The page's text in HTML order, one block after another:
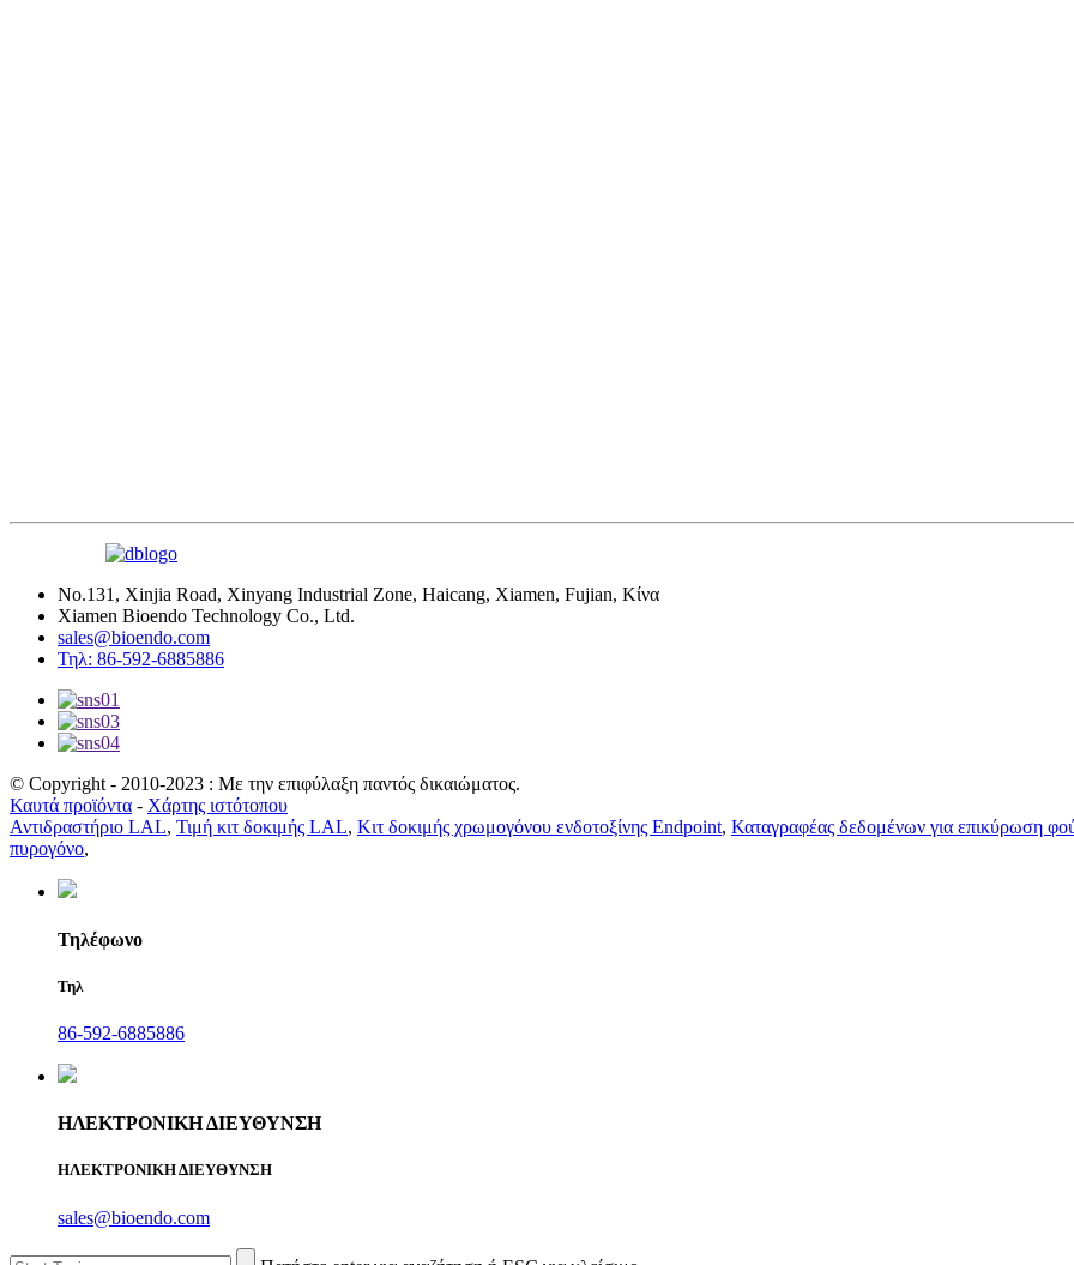
No.131, Xinjia Road, Xinyang Industrial Zone, Haicang, Xiamen, Fujian, Κίνα
Xiamen Bioendo Technology Co., Ltd.
sales@bioendo.com
Τηλ: 86-592-6885886
© Copyright - 2010-2023 : Με την επιφύλαξη παντός δικαιώματος.
Καυτά προϊόντα - Χάρτης ιστότοπου
Αντιδραστήριο LAL, Τιμή κιτ δοκιμής LAL, Κιτ δοκιμής χρωμογόνου ενδοτοξίνης Endpoint, Καταγραφέας δεδομένων για επικύρωση
πυρογόνο,
Τηλέφωνο
Τηλ
86-592-6885886
ΗΛΕΚΤΡΟΝΙΚΗ ΔΙΕΥΘΥΝΣΗ
ΗΛΕΚΤΡΟΝΙΚΗ ΔΙΕΥΘΥΝΣΗ
sales@bioendo.com